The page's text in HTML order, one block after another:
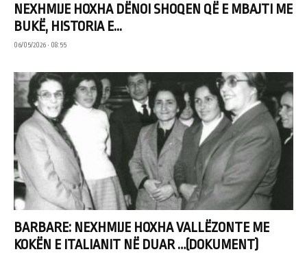
NEXHMIJE HOXHA DËNOI SHOQEN QË E MBAJTI ME
BUKË, HISTORIA E...
06/05/2026 • 08:55
BARBARE: NEXHMIJE HOXHA VALLËZONTE ME
KOKËN E ITALIANIT NË DUAR …(DOKUMENT)